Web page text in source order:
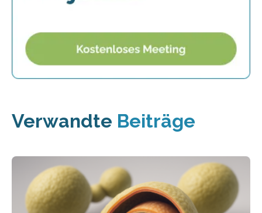
Verwandte Beiträge